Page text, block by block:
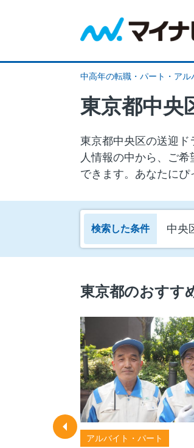
中高年の転職・パート・アル
東京都中央
東京都中央区の送迎
人情報の中から、ご
できます。あなたにぴ
検索した条件 中央
東京都のおすす
アルバイト・パート